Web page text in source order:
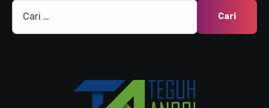
Cari
untuk: